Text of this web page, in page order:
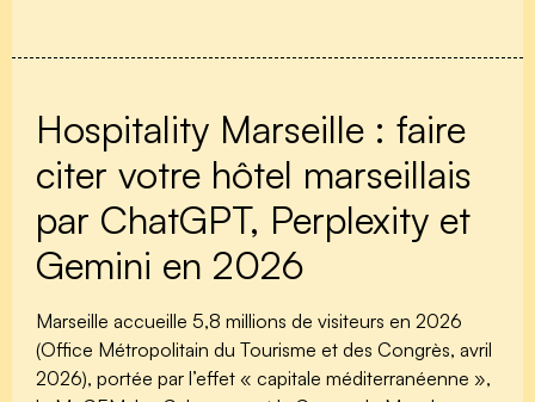
Hospitality Marseille : faire
citer votre hôtel marseillais
par ChatGPT, Perplexity et
Gemini en 2026
Marseille accueille 5,8 millions de visiteurs en 2026
(Office Métropolitain du Tourisme et des Congrès, avril
2026), portée par l’effet « capitale méditerranéenne »,